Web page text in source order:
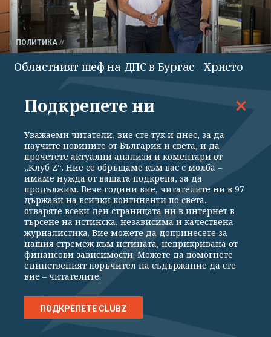
ПОЛИТИКА
Областният шеф на ДПС в Бургас - Христо
"Широката" вече е с обвинение
ПОЛИТИКА
Министърката на енергетиката: Големият
София"
Подкрепете ни
Уважаеми читатели, вие сте тук и днес, за да
научите новините от България и света, и да
прочетете актуални анализи и коментари от
„Клуб Z“. Ние се обръщаме към вас с молба –
имаме нужда от вашата подкрепа, за да
продължим. Вече години вие, читателите ни в 97
държави на всички континенти по света,
отваряте всеки ден страницата ни в интернет в
търсене на истинска, независима и качествена
журналистика. Вие можете да допринесете за
нашия стремеж към истината, неприкривана от
финансови зависимости. Можете да помогнете
единственият поръчител на съдържание да сте
вие – читателите.
ПОДКРЕПЕТЕ CLUBZ